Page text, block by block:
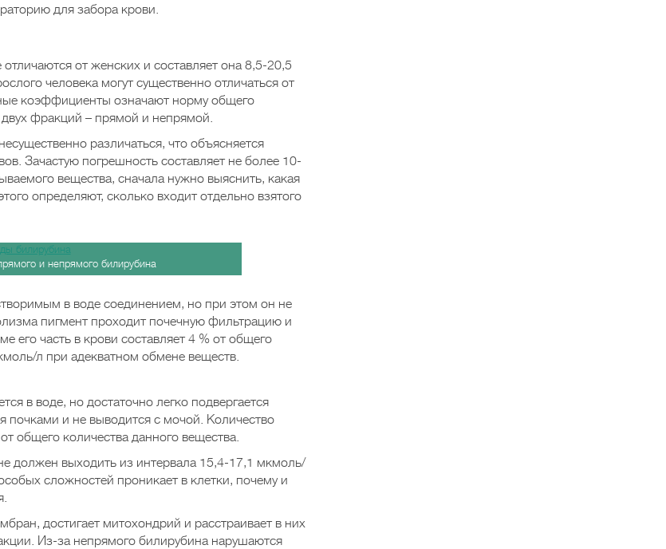
для забора крови.
от женских и составляет она 8,5-20,5
человека могут существенно отличаться от
коэффициенты означают норму общего
двух фракций – прямой и непрямой.
различаться, что объясняется
Зачастую погрешность составляет не более 10-
вещества, сначала нужно выяснить, какая
определяют, сколько входит отдельно взятого
и непрямого билирубина
в воде соединением, но при этом он не
пигмент проходит почечную фильтрацию и
его часть в крови составляет 4 % от общего
л при адекватном обмене веществ.
в воде, но достаточно легко подвергается
и не выводится с мочой. Количество
общего количества данного вещества.
должен выходить из интервала 15,4-17,1 мкмоль/
сложностей проникает в клетки, почему и
достигает митохондрий и расстраивает в них
Из-за непрямого билирубина нарушаются